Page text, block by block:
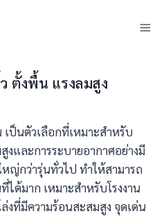
ตั้งพื้น แรงลมสูง
เป็นตัวเลือกที่เหมาะสำหรับ
และการระบายอากาศอย่างมี
ญ่กว่ารุ่นทั่วไป ทำให้สามารถ
ด้มาก เหมาะสำหรับโรงงาน
งที่มีความร้อนสะสมสูง จุดเด่น